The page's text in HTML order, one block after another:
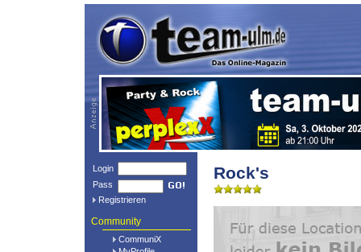
Login
Pass
Registrieren
Community
CommuniX
Rock's